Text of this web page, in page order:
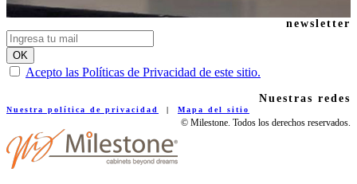
newsletter
Acepto las Políticas de Privacidad de este sitio.
Nuestras redes
Nuestra política de privacidad Mapa del sitio
© Milestone. Todos los derechos reservados.